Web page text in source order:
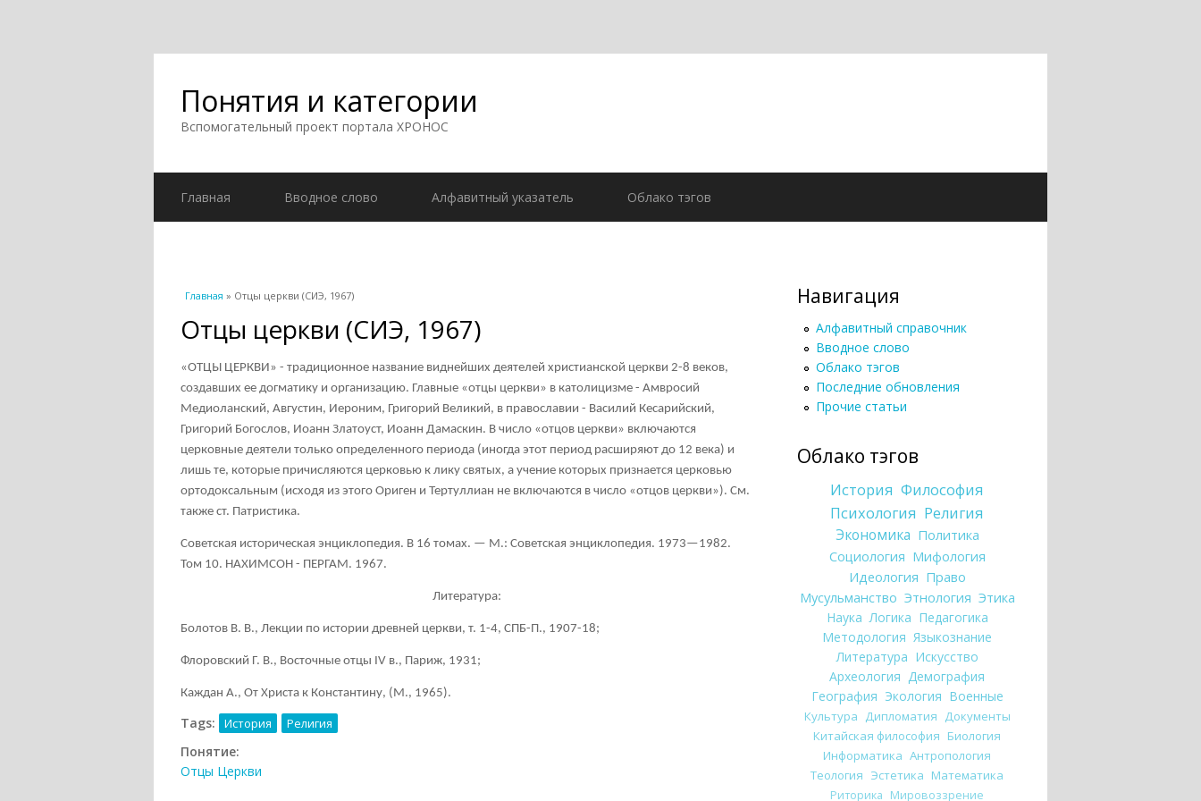
Понятия и категории
Вспомогательный проект портала ХРОНОС
Главная Вводное слово Алфавитный указатель Облако тэгов
Вы здесь
Главная » Отцы церкви (СИЭ, 1967)
Отцы церкви (СИЭ, 1967)
«ОТЦЫ ЦЕРКВИ» - традиционное название виднейших деятелей христианской церкви 2-8 веков,
создавших ее догматику и организацию. Главные «отцы церкви» в католицизме - Амвросий
Медиоланский, Августин, Иероним, Григорий Великий, в православии - Василий Кесарийский,
Григорий Богослов, Иоанн Златоуст, Иоанн Дамаскин. В число «отцов церкви» включаются
церковные деятели только определенного периода (иногда этот период расширяют до 12 века) и
лишь те, которые причисляются церковью к лику святых, а учение которых признается церковью
ортодоксальным (исходя из этого Ориген и Тертуллиан не включаются в число «отцов церкви»). См.
также ст. Патристика.
Советская историческая энциклопедия. В 16 томах. — М.: Советская энциклопедия. 1973—1982.
Том 10. НАХИМСОН - ПЕРГАМ. 1967.
Литература:
Болотов В. В., Лекции по истории древней церкви, т. 1-4, СПБ-П., 1907-18;
Флоровский Г. В., Восточные отцы IV в., Париж, 1931;
Каждан A., От Христа к Константину, (М., 1965).
Tags: История Религия
Понятие:
Отцы Церкви
Навигация
Алфавитный справочник
Вводное слово
Облако тэгов
Последние обновления
Прочие статьи
Облако тэгов
История Философия
Психология Религия
Экономика Политика
Социология Мифология
Идеология Право
Мусульманство Этнология Этика
Наука Логика Педагогика
Методология Языкознание
Литература Искусство
Археология Демография
География Экология Военные
Культура Дипломатия Документы
Китайская философия Биология
Информатика Антропология
Теология Эстетика Математика
Риторика Мировоззрение